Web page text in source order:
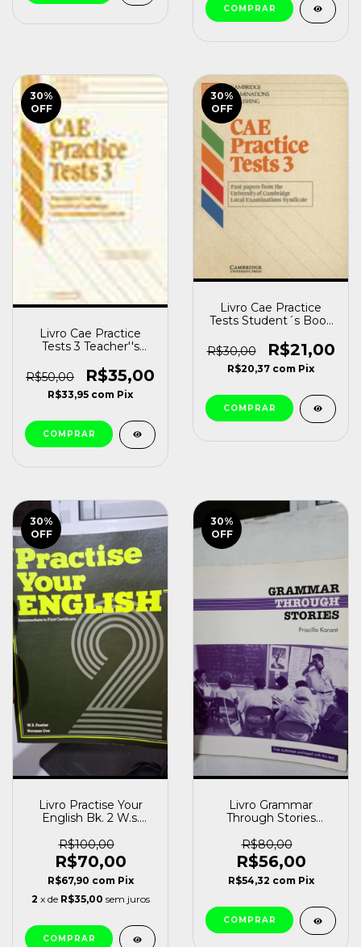
30%
OFF
Livro Cae Practice
Tests 3 Teacher''s
Cambridge (1995)
[usado]
R$50,00 R$35,00
R$33,95 com Pix
30%
OFF
Livro Cae Practice
Tests Student´s Book
(1995) [usado]
R$30,00 R$21,00
R$20,37 com Pix
30%
OFF
Livro Practise Your
English Bk. 2 W.s.
R$100,00
R$70,00
R$67,90 com Pix
2 x de R$35,00 sem juros
30%
OFF
Livro Grammar
Through Stories
R$80,00
R$56,00
R$54,32 com Pix